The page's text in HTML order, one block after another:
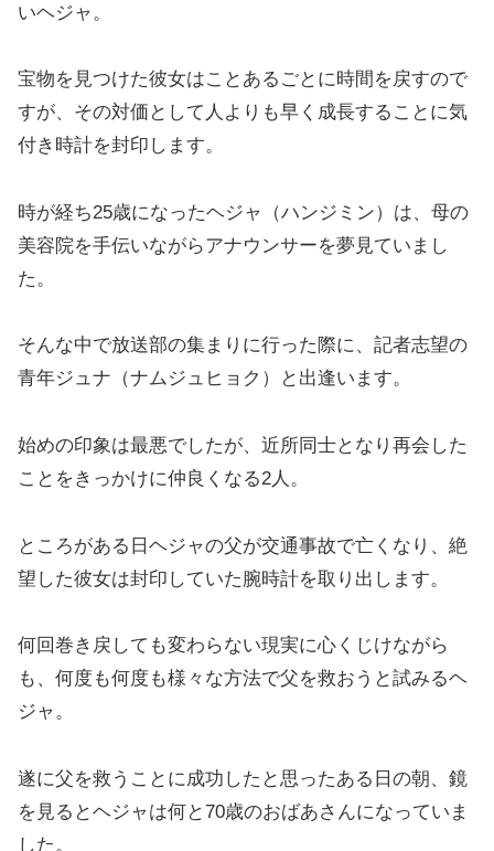
いヘジャ。
宝物を見つけた彼女はことあるごとに時間を戻すので
すが、その対価として人よりも早く成長することに気
付き時計を封印します。
時が経ち25歳になったヘジャ（ハンジミン）は、母の
美容院を手伝いながらアナウンサーを夢見ていまし
た。
そんな中で放送部の集まりに行った際に、記者志望の
青年ジュナ（ナムジュヒョク）と出逢います。
始めの印象は最悪でしたが、近所同士となり再会した
ことをきっかけに仲良くなる2人。
ところがある日ヘジャの父が交通事故で亡くなり、絶
望した彼女は封印していた腕時計を取り出します。
何回巻き戻しても変わらない現実に心くじけながら
も、何度も何度も様々な方法で父を救おうと試みるヘ
ジャ。
遂に父を救うことに成功したと思ったある日の朝、鏡
を見るとヘジャは何と70歳のおばあさんになっていま
した。